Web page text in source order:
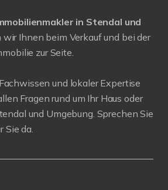
in Stendal und
wir Ihnen beim Verkauf und bei der
zur Seite.
und lokaler Expertise
Fragen rund um Ihr Haus oder
und Umgebung. Sprechen Sie
Sie da.